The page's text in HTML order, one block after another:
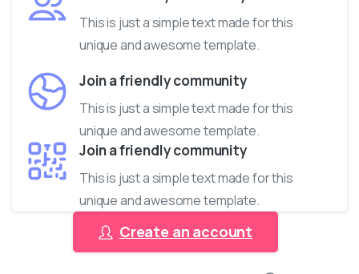
This is just a simple text made for this
unique and awesome template.
Join a friendly community
This is just a simple text made for this
unique and awesome template.
Join a friendly community
This is just a simple text made for this
unique and awesome template.
Create an account